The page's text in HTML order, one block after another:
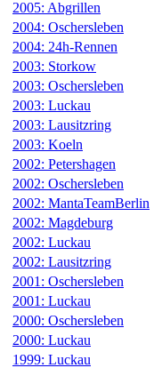
2005: Abgrillen
2004: Oschersleben
2004: 24h-Rennen
2003: Storkow
2003: Oschersleben
2003: Luckau
2003: Lausitzring
2003: Koeln
2002: Petershagen
2002: Oschersleben
2002: MantaTeamBerlin
2002: Magdeburg
2002: Luckau
2002: Lausitzring
2001: Oschersleben
2001: Luckau
2000: Oschersleben
2000: Luckau
1999: Luckau